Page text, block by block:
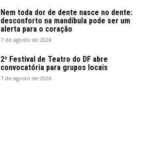
Nem toda dor de dente nasce no dente:
desconforto na mandíbula pode ser um
alerta para o coração
7 de agosto de 2026
2º Festival de Teatro do DF abre
convocatória para grupos locais
7 de agosto de 2026